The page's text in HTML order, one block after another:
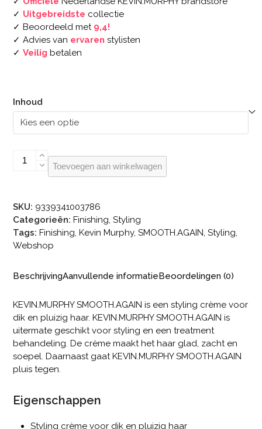
✓ Uitgebreidste collectie
✓ Beoordeeld met 9,4!
✓ Advies van ervaren stylisten
✓Veilig betalen
Inhoud
KEVIN.MURPHY
SMOOTH.AGAINToevoegen aan winkelwagen
SKU: 9339341003786
Categorieën: Finishing ,Styling
Tags: Finishing ,Kevin Murphy,SMOOTH.AGAIN ,Styling
Webshop
BeschrijvingAanvullende informatieBeoordelingen (0)
KEVIN.MURPHY SMOOTH.AGAIN is een styling crème voor
dik en pluizig haar. KEVIN.MURPHY SMOOTH.AGAIN is
uitermate geschikt voor styling en een treatment
behandeling. De crème maakt het haar glad, zacht en
soepel. Daarnaast gaat KEVIN.MURPHY SMOOTH.AGAIN
pluis tegen.
Eigenschappen
Styling crème voor dik en pluizig haar